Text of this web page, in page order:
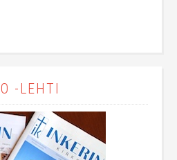
-LEHTI